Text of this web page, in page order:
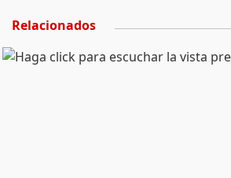
Relacionados